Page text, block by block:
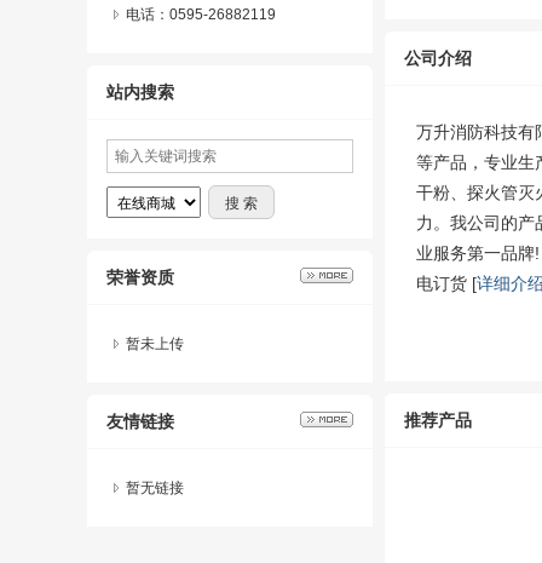
电话：0595-26882119
站内搜索
荣誉资质
暂未上传
友情链接
暂无链接
公司介绍
万升消防科技有
等产品，专业生
干粉、探火管灭
力。我公司的产
业服务第一品牌
电订货 [详细介
推荐产品